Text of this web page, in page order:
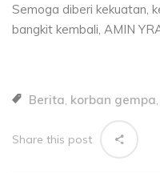
Semoga diberi kekuatan,
bangkit kembali, AMIN
Berita, korban gempa,
Share this post